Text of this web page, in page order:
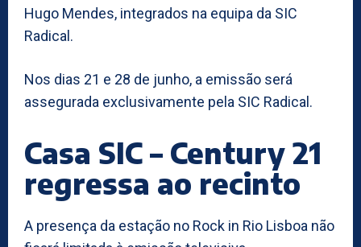
Hugo Mendes, integrados na equipa da SIC
Radical.
Nos dias 21 e 28 de junho, a emissão será
assegurada exclusivamente pela SIC Radical.
Casa SIC – Century 21
regressa ao recinto
A presença da estação no Rock in Rio Lisboa não